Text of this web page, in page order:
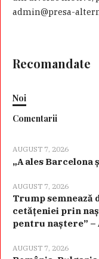
admin@presa-
Recomandate
Noi
Comentarii
AUGUST 7, 2026
„A ales Barcelona
AUGUST 7, 2026
Trump
cetățeniei prin
pentru naștere” –
AUGUST 7, 2026